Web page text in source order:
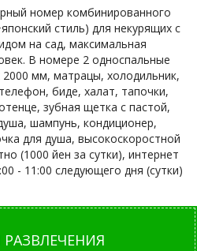
номер комбинированного
стиль) для некурящих с
на сад, максимальная
В номере 2 односпальные
мм, матрацы, холодильник,
биде, халат, тапочки,
зубная щетка с пастой,
шампунь, кондиционер,
для душа, высокоскоростной
(1000 йен за сутки), интернет
- 11:00 следующего дня (сутки)